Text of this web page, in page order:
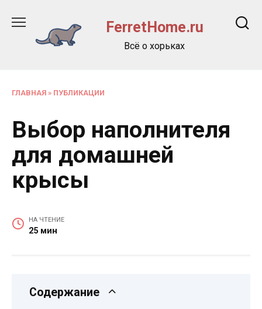
содержанию
FerretHome.ru
Всё о хорьках
ГЛАВНАЯ » ПУБЛИКАЦИИ
Выбор наполнителя
для домашней
крысы
НА ЧТЕНИЕ
25 мин
Содержание